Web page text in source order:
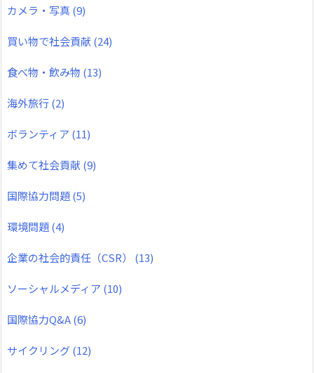
カメラ・写真(9)
買い物で社会貢献 (24)
食べ物・飲み物 (13)
海外旅行(2)
ボランティア (11)
集めて社会貢献 (9)
国際協力問題(5)
環境問題(4)
企業の社会的責任（CSR） (13)
ソーシャルメディア (10)
国際協力Q&A(6)
サイクリング(12)